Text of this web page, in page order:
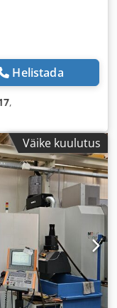
Helistada
,
Väike kuulutus